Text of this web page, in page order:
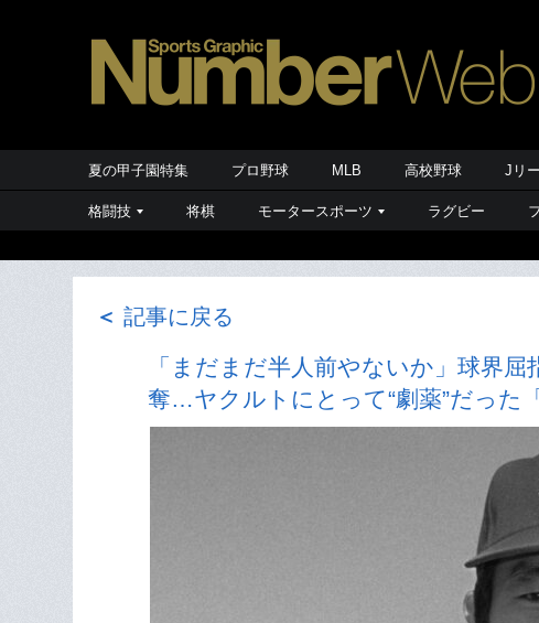
夏の甲子園特集 プロ野球 MLB 高校野球 Jリ
格闘技 将棋 モータースポーツ ラグビー
＜ 記事に戻る
「まだまだ半人前やないか」球界
奪…ヤクルトにとって“劇薬”だった